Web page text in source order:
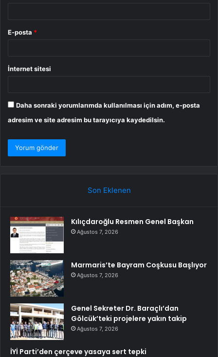
E-posta *
İnternet sitesi
Daha sonraki yorumlarımda kullanılması için adım, e-posta
adresim ve site adresim bu tarayıcıya kaydedilsin.
Son Eklenen
Kılıçdaroğlu Resmen Genel Başkan
Ağustos 7, 2026
Marmaris’te Bayram Coşkusu Başlıyor
Ağustos 7, 2026
Genel Sekreter Dr. Baraçlı’dan
Gölcük’teki projelere yakın takip
Ağustos 7, 2026
İYİ Parti’den çerçeve yasaya sert tepki